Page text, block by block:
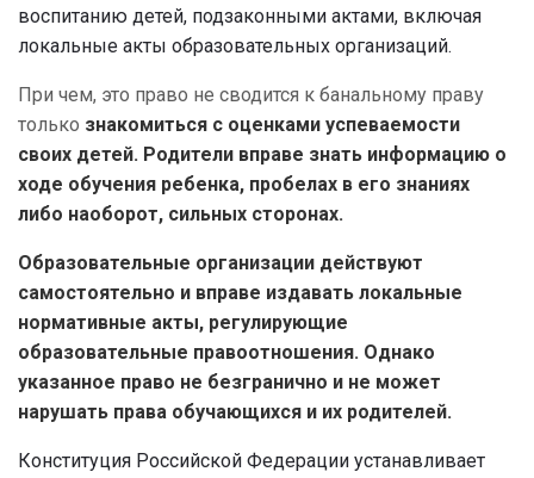
воспитанию детей, подзаконными актами, включая
локальные акты образовательных организаций.
При чем, это право не сводится к банальному праву
только знакомиться с оценками успеваемости
своих детей. Родители вправе знать информацию о
ходе обучения ребенка, пробелах в его знаниях
либо наоборот, сильных сторонах.
Образовательные организации действуют
самостоятельно и вправе издавать локальные
нормативные акты, регулирующие
образовательные правоотношения. Однако
указанное право не безгранично и не может
нарушать права обучающихся и их родителей.
Конституция Российской Федерации устанавливает